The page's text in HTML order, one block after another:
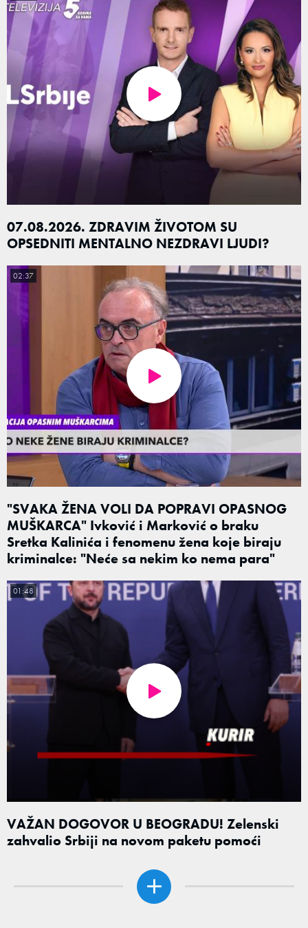
07.08.2026. ZDRAVIM ŽIVOTOM SU
OPSEDNITI MENTALNO NEZDRAVI LJUDI?
"SVAKA ŽENA VOLI DA POPRAVI OPASNOG
MUŠKARCA" Ivković i Marković o braku
Sretka Kalinića i fenomenu žena koje biraju
kriminalce: "Neće sa nekim ko nema para"
02:37
VAŽAN DOGOVOR U BEOGRADU! Zelenski
zahvalio Srbiji na novom paketu pomoći
01:48